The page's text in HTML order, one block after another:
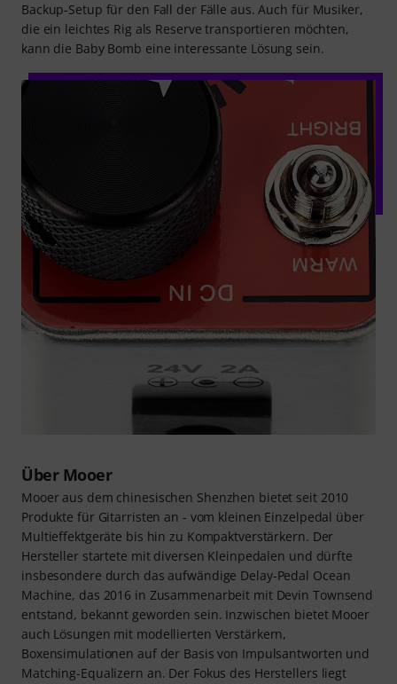
Backup-Setup für den Fall der Fälle aus. Auch für Musiker,
die ein leichtes Rig als Reserve transportieren möchten,
kann die Baby Bomb eine interessante Lösung sein.
Über Mooer
Mooer aus dem chinesischen Shenzhen bietet seit 2010
Produkte für Gitarristen an - vom kleinen Einzelpedal über
Multieffektgeräte bis hin zu Kompaktverstärkern. Der
Hersteller startete mit diversen Kleinpedalen und dürfte
insbesondere durch das aufwändige Delay-Pedal Ocean
Machine, das 2016 in Zusammenarbeit mit Devin Townsend
entstand, bekannt geworden sein. Inzwischen bietet Mooer
auch Lösungen mit modellierten Verstärkern,
Boxensimulationen auf der Basis von Impulsantworten und
Matching-Equalizern an. Der Fokus des Herstellers liegt